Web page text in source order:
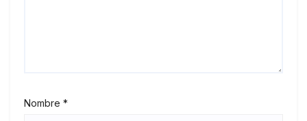
Nombre *